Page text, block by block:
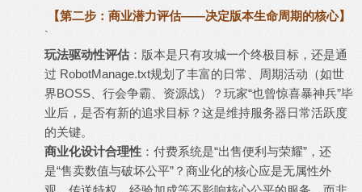
【第二步：商业潜力评估——决定版本生命周期的核心】
`
玩法驱动性评估 ：版本是只有攻城一个终极目标，还是通
过 RobotManage.txt规划了丰富的日常、周期活动（如世
界BOSS、行会争霸、资源战）？玩家“也曾惊喜暴神兵”毕
业后，是否有新的追求目标？这是维持服务器日常活跃度
的关键。
商业化设计合理性 ：付费系统是“出售便利与荣耀”，还
是“售卖数值与破坏公平”？商业化的核心应是无属性外